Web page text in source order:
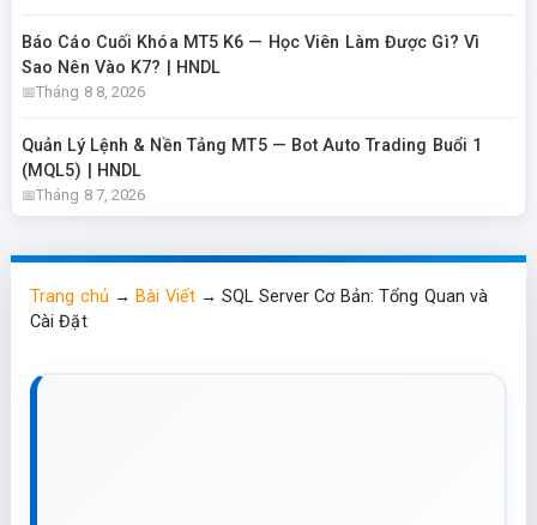
Báo Cáo Cuối Khóa MT5 K6 — Học Viên Làm Được Gì? Vì
Sao Nên Vào K7? | HNDL
Tháng 8 8, 2026
Quản Lý Lệnh & Nền Tảng MT5 — Bot Auto Trading Buổi 1
(MQL5) | HNDL
Tháng 8 7, 2026
Trang chủ →Bài Viết→SQL Server Cơ Bản: Tổng Quan và
Cài Đặt